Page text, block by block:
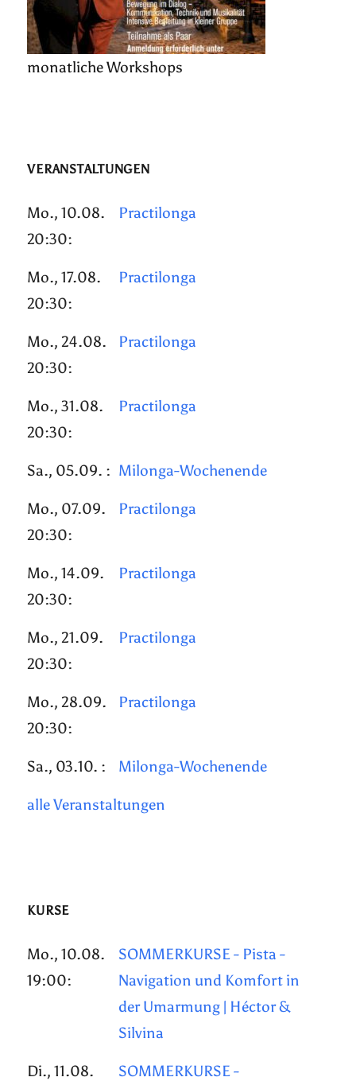
monatliche Workshops
VERANSTALTUNGEN
Mo., 10.08.
20:30:
Practilonga
Mo., 17.08.
20:30:
Practilonga
Mo., 24.08.
20:30:
Practilonga
Mo., 31.08.
20:30:
Practilonga
Sa., 05.09. : Milonga-Wochenende
Mo., 07.09.
20:30:
Practilonga
Mo., 14.09.
20:30:
Practilonga
Mo., 21.09.
20:30:
Practilonga
Mo., 28.09.
20:30:
Practilonga
Sa., 03.10. : Milonga-Wochenende
alle Veranstaltungen
KURSE
Mo., 10.08.
19:00:
SOMMERKURSE - Pista -
Navigation und Komfort in
der Umarmung | Héctor &
Silvina
Di., 11.08.
SOMMERKURSE -